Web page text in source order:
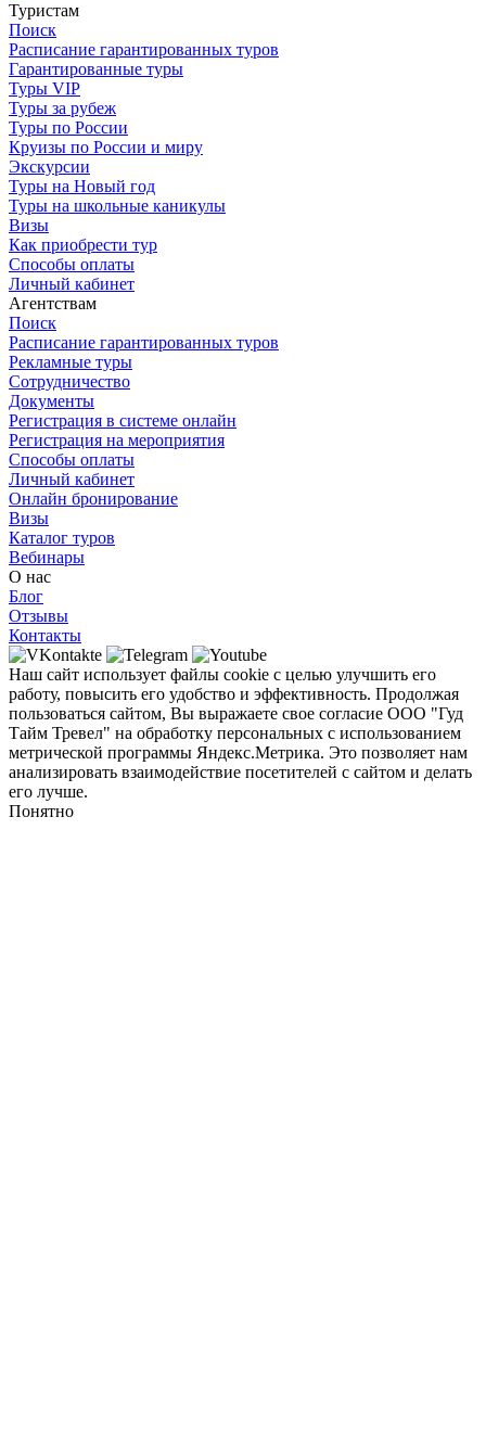
Туристам
Поиск
Расписание гарантированных туров
Гарантированные туры
Туры VIP
Туры за рубеж
Туры по России
Круизы по России и миру
Экскурсии
Туры на Новый год
Туры на школьные каникулы
Визы
Как приобрести тур
Способы оплаты
Личный кабинет
Агентствам
Поиск
Расписание гарантированных туров
Рекламные туры
Сотрудничество
Документы
Регистрация в системе онлайн
Регистрация на мероприятия
Способы оплаты
Личный кабинет
Онлайн бронирование
Визы
Каталог туров
Вебинары
О нас
Блог
Отзывы
Контакты
Наш сайт использует файлы cookie с целью улучшить его
работу, повысить его удобство и эффективность. Продолжая
пользоваться сайтом, Вы выражаете свое согласие ООО "Гуд
Тайм Тревел" на обработку персональных с использованием
метрической программы Яндекс.Метрика. Это позволяет нам
анализировать взаимодействие посетителей с сайтом и делать
его лучше.
Понятно